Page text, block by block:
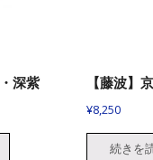
深紫 【藤波】
¥8,250
続きを